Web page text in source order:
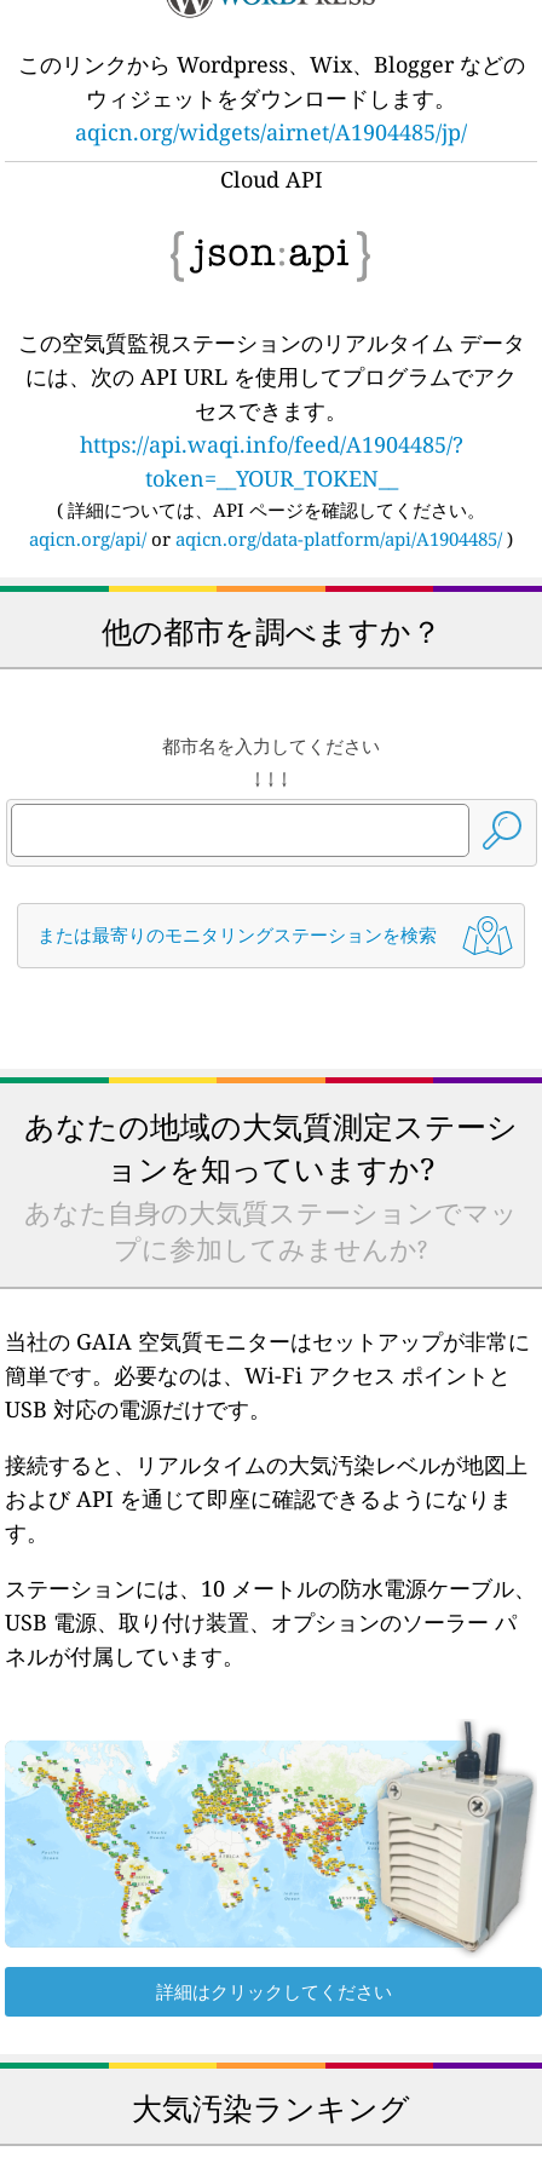
このリンクから Wordpress、Wix、Blogger などの
ウィジェットをダウンロードします。
aqicn.org/widgets/airnet/A1904485/jp/
Cloud API
この空気質監視ステーションのリアルタイム データ
には、次の API URL を使用してプログラムでアク
セスできます。
https://api.waqi.info/feed/A1904485/?
token=__YOUR_TOKEN__
( 詳細については、API ページを確認してください。
aqicn.org/api/or aqicn.org/data-platform/api/A1904485/)
他の都市を調べますか？
都市名を入力してください
↓ ↓ ↓
または最寄りのモニタリングステーションを検索
あなたの地域の大気質測定ステーシ
ョンを知っていますか?
あなた自身の大気質ステーションでマッ
プに参加してみませんか?
当社の GAIA 空気質モニターはセットアップが非常に
簡単です。必要なのは、Wi-Fi アクセス ポイントと
USB 対応の電源だけです。
接続すると、リアルタイムの大気汚染レベルが地図上
および API を通じて即座に確認できるようになりま
す。
ステーションには、10 メートルの防水電源ケーブル、
USB 電源、取り付け装置、オプションのソーラー パ
ネルが付属しています。
詳細はクリックしてください
大気汚染ランキング